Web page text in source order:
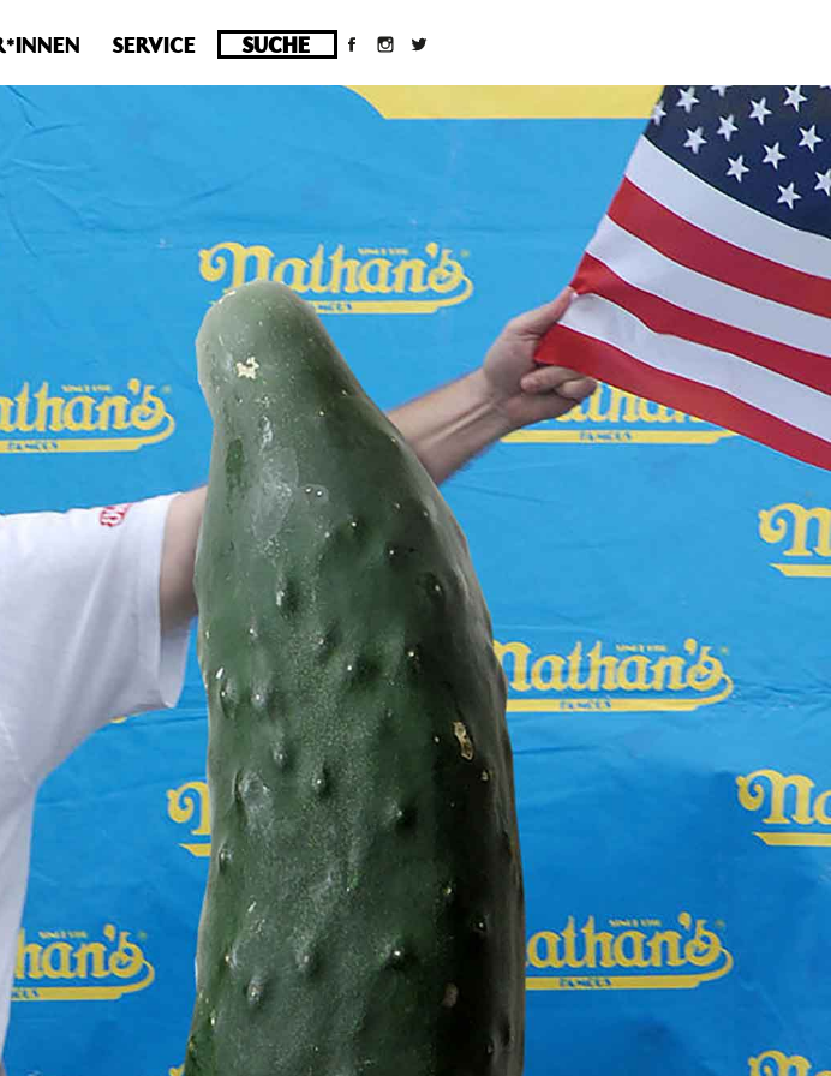
get_permalink(). in /homepages/10/d43051023/htdocs/wordpress/wp-
SERVICE